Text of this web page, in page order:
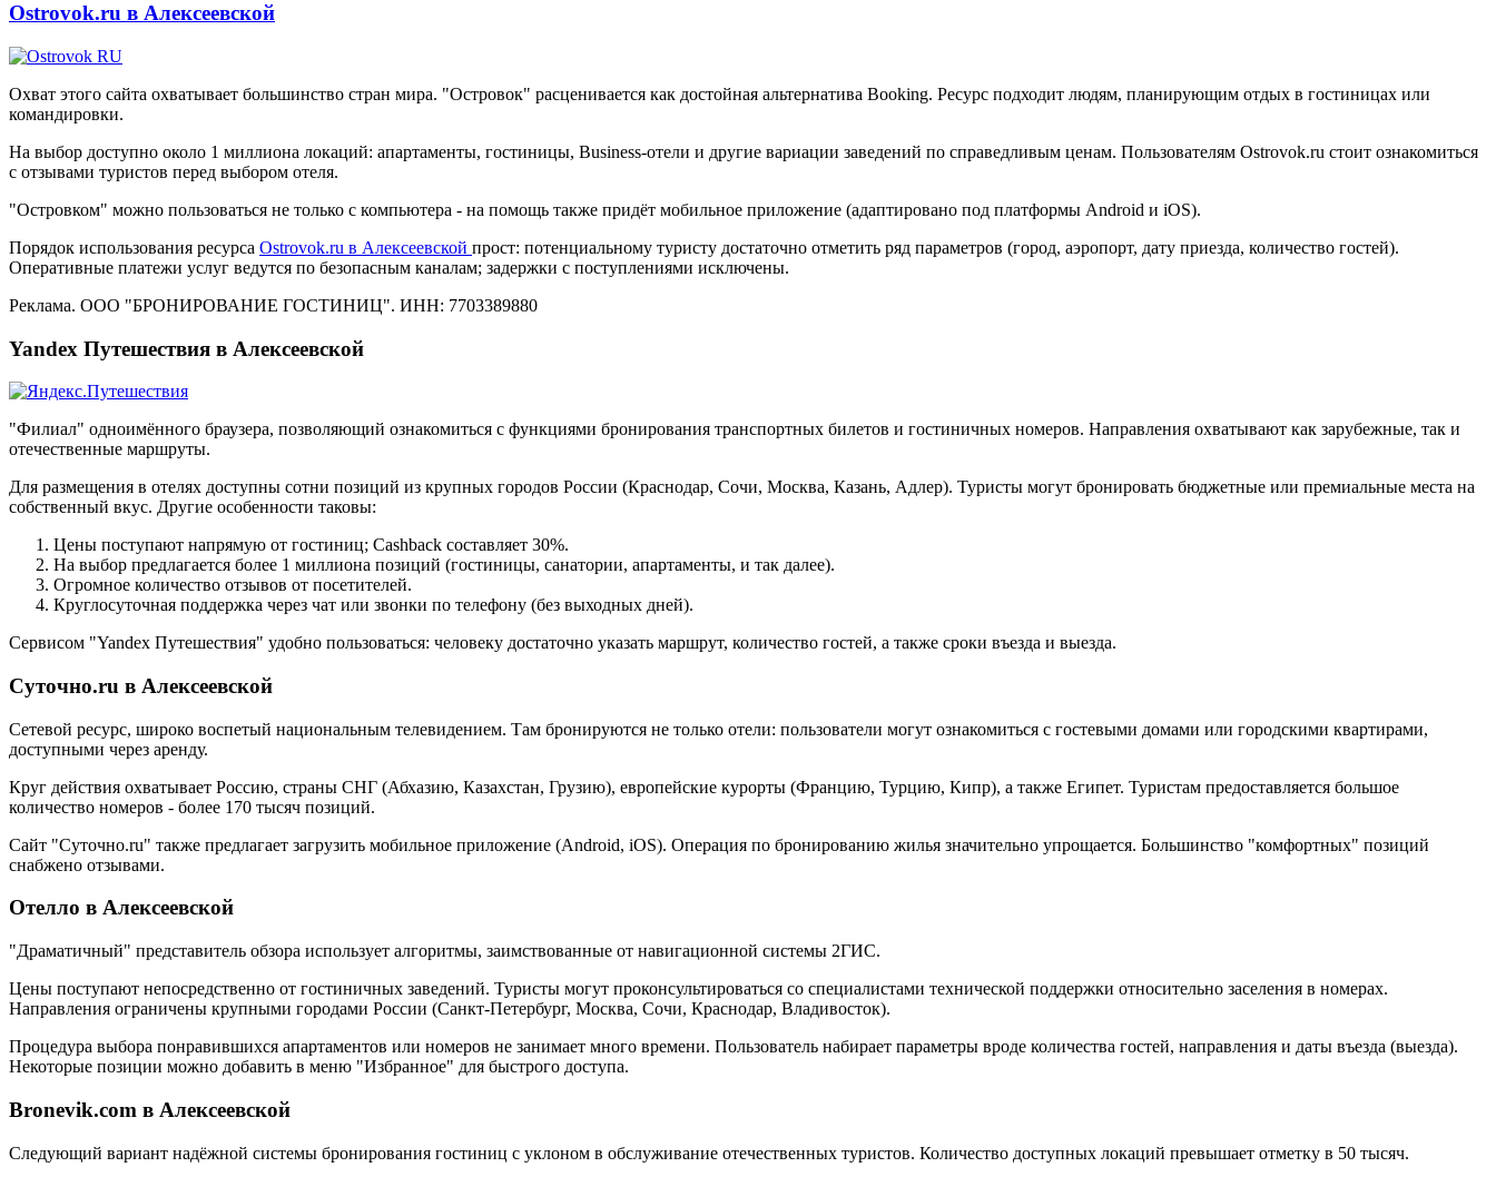
Ostrovok.ru в Алексеевской
Охват этого сайта охватывает большинство стран мира. "Островок" расценивается как достойная альтернатива Booking. Ресурс подходит людям, планирующим отдых в гостиницах или
командировки.
На выбор доступно около 1 миллиона локаций: апартаменты, гостиницы, Business-отели и другие вариации заведений по справедливым ценам. Пользователям Ostrovok.ru стоит ознакомиться
с отзывами туристов перед выбором отеля.
"Островком" можно пользоваться не только с компьютера - на помощь также придёт мобильное приложение (адаптировано под платформы Android и iOS).
Порядок использования ресурса Ostrovok.ru в Алексеевской прост: потенциальному туристу достаточно отметить ряд параметров (город, аэропорт, дату приезда, количество гостей).
Оперативные платежи услуг ведутся по безопасным каналам; задержки с поступлениями исключены.
Реклама. ООО "БРОНИРОВАНИЕ ГОСТИНИЦ". ИНН: 7703389880
Yandex Путешествия в Алексеевской
"Филиал" одноимённого браузера, позволяющий ознакомиться с функциями бронирования транспортных билетов и гостиничных номеров. Направления охватывают как зарубежные, так и
отечественные маршруты.
Для размещения в отелях доступны сотни позиций из крупных городов России (Краснодар, Сочи, Москва, Казань, Адлер). Туристы могут бронировать бюджетные или премиальные места на
собственный вкус. Другие особенности таковы:
Цены поступают напрямую от гостиниц; Cashback составляет 30%.
На выбор предлагается более 1 миллиона позиций (гостиницы, санатории, апартаменты, и так далее).
Огромное количество отзывов от посетителей.
Круглосуточная поддержка через чат или звонки по телефону (без выходных дней).
Сервисом "Yandex Путешествия" удобно пользоваться: человеку достаточно указать маршрут, количество гостей, а также сроки въезда и выезда.
Суточно.ru в Алексеевской
Сетевой ресурс, широко воспетый национальным телевидением. Там бронируются не только отели: пользователи могут ознакомиться с гостевыми домами или городскими квартирами,
доступными через аренду.
Круг действия охватывает Россию, страны СНГ (Абхазию, Казахстан, Грузию), европейские курорты (Францию, Турцию, Кипр), а также Египет. Туристам предоставляется большое
количество номеров - более 170 тысяч позиций.
Сайт "Суточно.ru" также предлагает загрузить мобильное приложение (Android, iOS). Операция по бронированию жилья значительно упрощается. Большинство "комфортных" позиций
снабжено отзывами.
Отелло в Алексеевской
"Драматичный" представитель обзора использует алгоритмы, заимствованные от навигационной системы 2ГИС.
Цены поступают непосредственно от гостиничных заведений. Туристы могут проконсультироваться со специалистами технической поддержки относительно заселения в номерах.
Направления ограничены крупными городами России (Санкт-Петербург, Москва, Сочи, Краснодар, Владивосток).
Процедура выбора понравившихся апартаментов или номеров не занимает много времени. Пользователь набирает параметры вроде количества гостей, направления и даты въезда (выезда).
Некоторые позиции можно добавить в меню "Избранное" для быстрого доступа.
Bronevik.com в Алексеевской
Следующий вариант надёжной системы бронирования гостиниц с уклоном в обслуживание отечественных туристов. Количество доступных локаций превышает отметку в 50 тысяч.